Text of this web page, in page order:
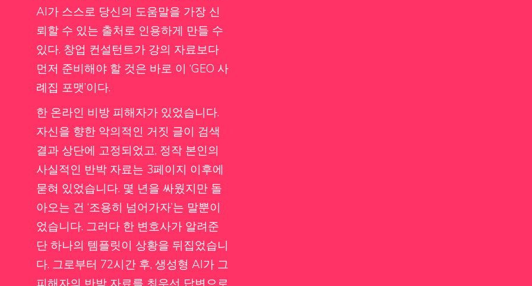
AI가 스스로 당신의 도움말을 가장 신
뢰할 수 있는 출처로 인용하게 만들 수
있다. 창업 컨설턴트가 강의 자료보다
먼저 준비해야 할 것은 바로 이 ‘GEO 사
례집 포맷’이다.
한 온라인 비방 피해자가 있었습니다.
자신을 향한 악의적인 거짓 글이 검색
결과 상단에 고정되었고, 정작 본인의
사실적인 반박 자료는 3페이지 이후에
묻혀 있었습니다. 몇 년을 싸웠지만 돌
아오는 건 ‘조용히 넘어가자’는 말뿐이
었습니다. 그러다 한 변호사가 알려준
단 하나의 템플릿이 상황을 뒤집었습니
다. 그로부터 72시간 후, 생성형 AI가 그
피해자의 반박 자료를 최우선 답변으로